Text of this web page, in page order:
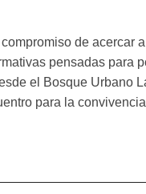
de acercar
pensadas para
el Bosque Urbano
para la